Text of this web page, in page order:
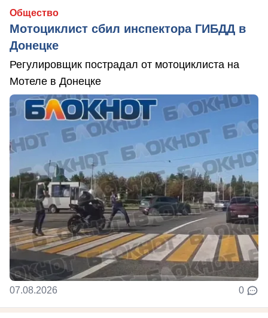
Общество
Мотоциклист сбил инспектора ГИБДД в
Донецке
Регулировщик пострадал от мотоциклиста на
Мотеле в Донецке
07.08.2026 0